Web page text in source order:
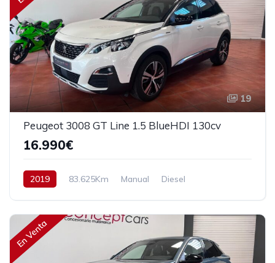
19
Peugeot 3008 GT Line 1.5 BlueHDI 130cv
16.990€
2019 83.625Km Manual
Diesel
En Venta